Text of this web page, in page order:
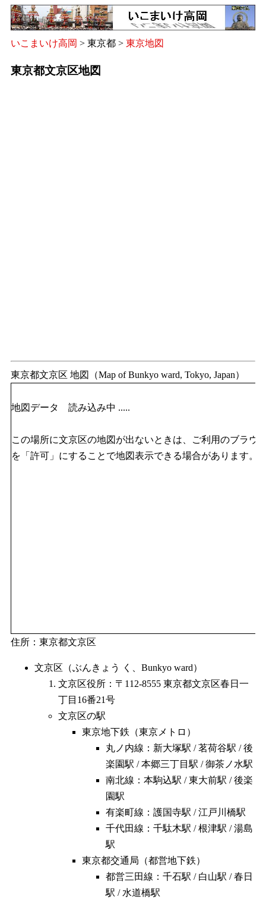
いこまいけ高岡 > 東京都 > 東京地図
東京都文京区地図
東京都文京区 地図（Map of Bunkyo ward, Tokyo, Japan）
地図データ 読み込み中 .....
この場所に文京区の地図が出ないときは、ご利用のブラウ
を「許可」にすることで地図表示できる場合があります。
住所：東京都文京区
文京区（ぶんきょう く、Bunkyo ward）
文京区役所：〒112-8555 東京都文京区春日一
丁目16番21号
文京区の駅
東京地下鉄（東京メトロ）
丸ノ内線：新大塚駅 / 茗荷谷駅 / 後
楽園駅 / 本郷三丁目駅 / 御茶ノ水駅
南北線：本駒込駅 / 東大前駅 / 後楽
園駅
有楽町線：護国寺駅 / 江戸川橋駅
千代田線：千駄木駅 / 根津駅 / 湯島
駅
東京都交通局（都営地下鉄）
都営三田線：千石駅 / 白山駅 / 春日
駅 / 水道橋駅